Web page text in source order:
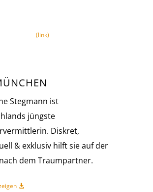
(link)
Stegmann ist
jüngste
Diskret,
& exklusiv hilft sie auf der
dem Traumpartner.